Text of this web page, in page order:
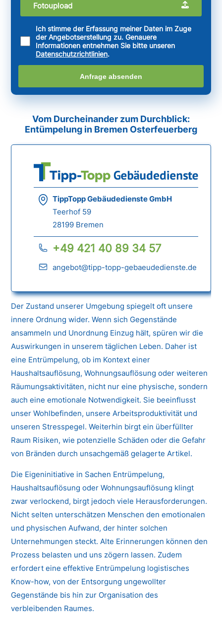
Fotoupload
Ich stimme der Erfassung meiner Daten im Zuge
der Angebotserstellung zu. Genauere
Informationen entnehmen Sie bitte unseren
Datenschutzrichtlinien.
Anfrage absenden
Vom Durcheinander zum Durchblick:
Entümpelung in Bremen Osterfeuerberg
TippTopp Gebäudedienste GmbH
Teerhof 59
28199 Bremen
+49 421 40 89 34 57
angebot@tipp-topp-gebaeudedienste.de
Der Zustand unserer Umgebung spiegelt oft unsere
innere Ordnung wider. Wenn sich Gegenstände
ansammeln und Unordnung Einzug hält, spüren wir die
Auswirkungen in unserem täglichen Leben. Daher ist
eine Entrümpelung, ob im Kontext einer
Haushaltsauflösung, Wohnungsauflösung oder weiteren
Räumungsaktivitäten, nicht nur eine physische, sondern
auch eine emotionale Notwendigkeit. Sie beeinflusst
unser Wohlbefinden, unsere Arbeitsproduktivität und
unseren Stresspegel. Weiterhin birgt ein überfüllter
Raum Risiken, wie potenzielle Schäden oder die Gefahr
von Bränden durch unsachgemäß gelagerte Artikel.
Die Eigeninitiative in Sachen Entrümpelung,
Haushaltsauflösung oder Wohnungsauflösung klingt
zwar verlockend, birgt jedoch viele Herausforderungen.
Nicht selten unterschätzen Menschen den emotionalen
und physischen Aufwand, der hinter solchen
Unternehmungen steckt. Alte Erinnerungen können den
Prozess belasten und uns zögern lassen. Zudem
erfordert eine effektive Entrümpelung logistisches
Know-how, von der Entsorgung ungewollter
Gegenstände bis hin zur Organisation des
verbleibenden Raumes.